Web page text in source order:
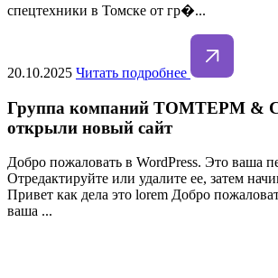
спецтехники в Томске от гр�...
20.10.2025 Читать подробнее
Группа компаний ТОМТЕРМ &
открыли новый сайт
Добро пожаловать в WordPress. Это ваша
Отредактируйте или удалите ее, затем
Привет как дела это lorem Добро
ваша ...